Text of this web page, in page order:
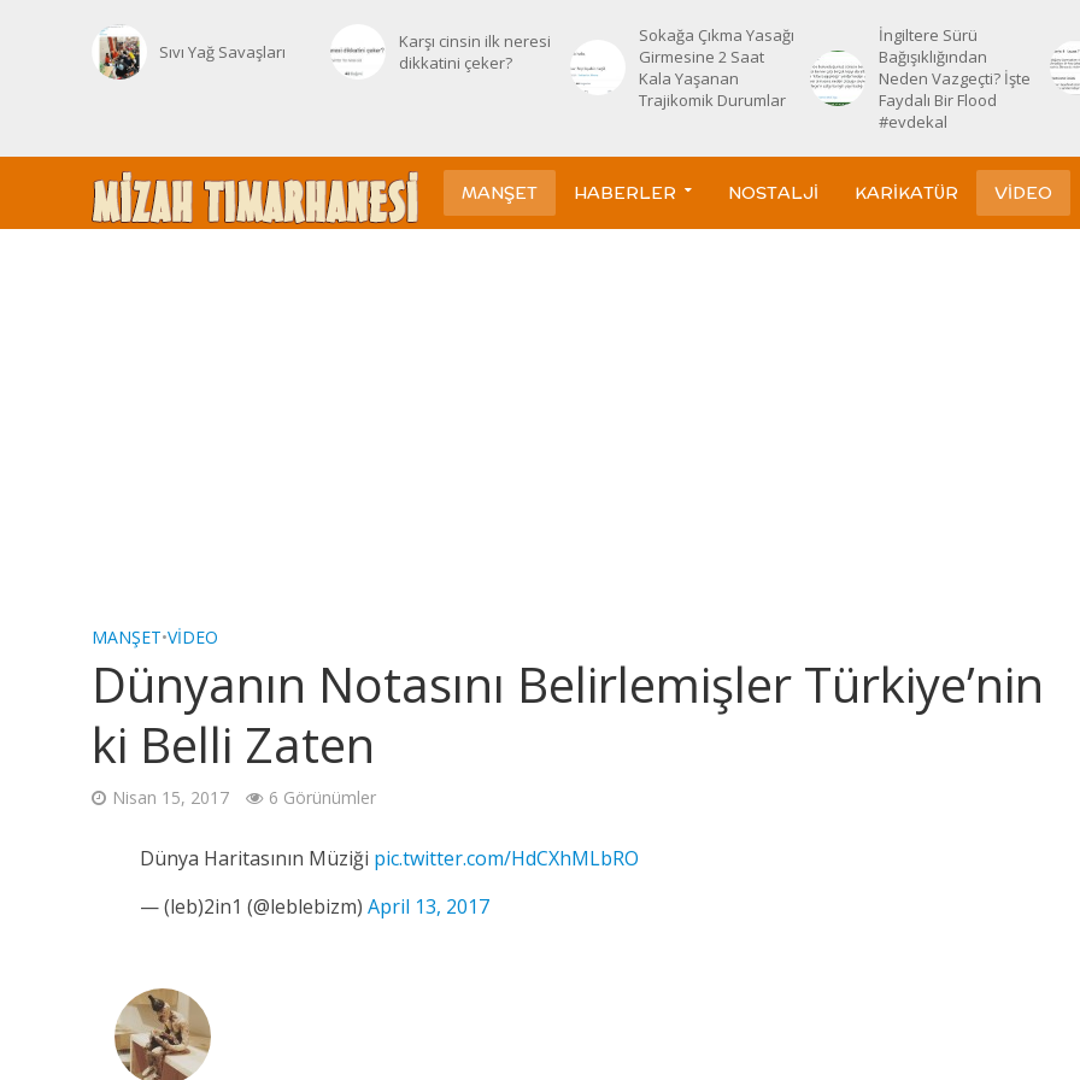
Sıvı Yağ Savaşları
Karşı cinsin ilk neresi
dikkatini çeker?
Sokağa Çıkma Yasağı
Girmesine 2 Saat
Kala Yaşanan
Trajikomik Durumlar
İngiltere Sürü
Bağışıklığından
Neden Vazgeçti? İşte
Faydalı Bir Flood
#evdekal
MANŞET HABERLER NOSTALJI KARIKATÜR VIDEO
MANŞET•VIDEO
Dünyanın Notasını Belirlemişler Türkiye’nin
ki Belli Zaten
Nisan 15, 2017 6 Görünümler
Dünya Haritasının Müziği pic.twitter.com/HdCXhMLbRO
— (leb)2in1 (@leblebizm) April 13, 2017